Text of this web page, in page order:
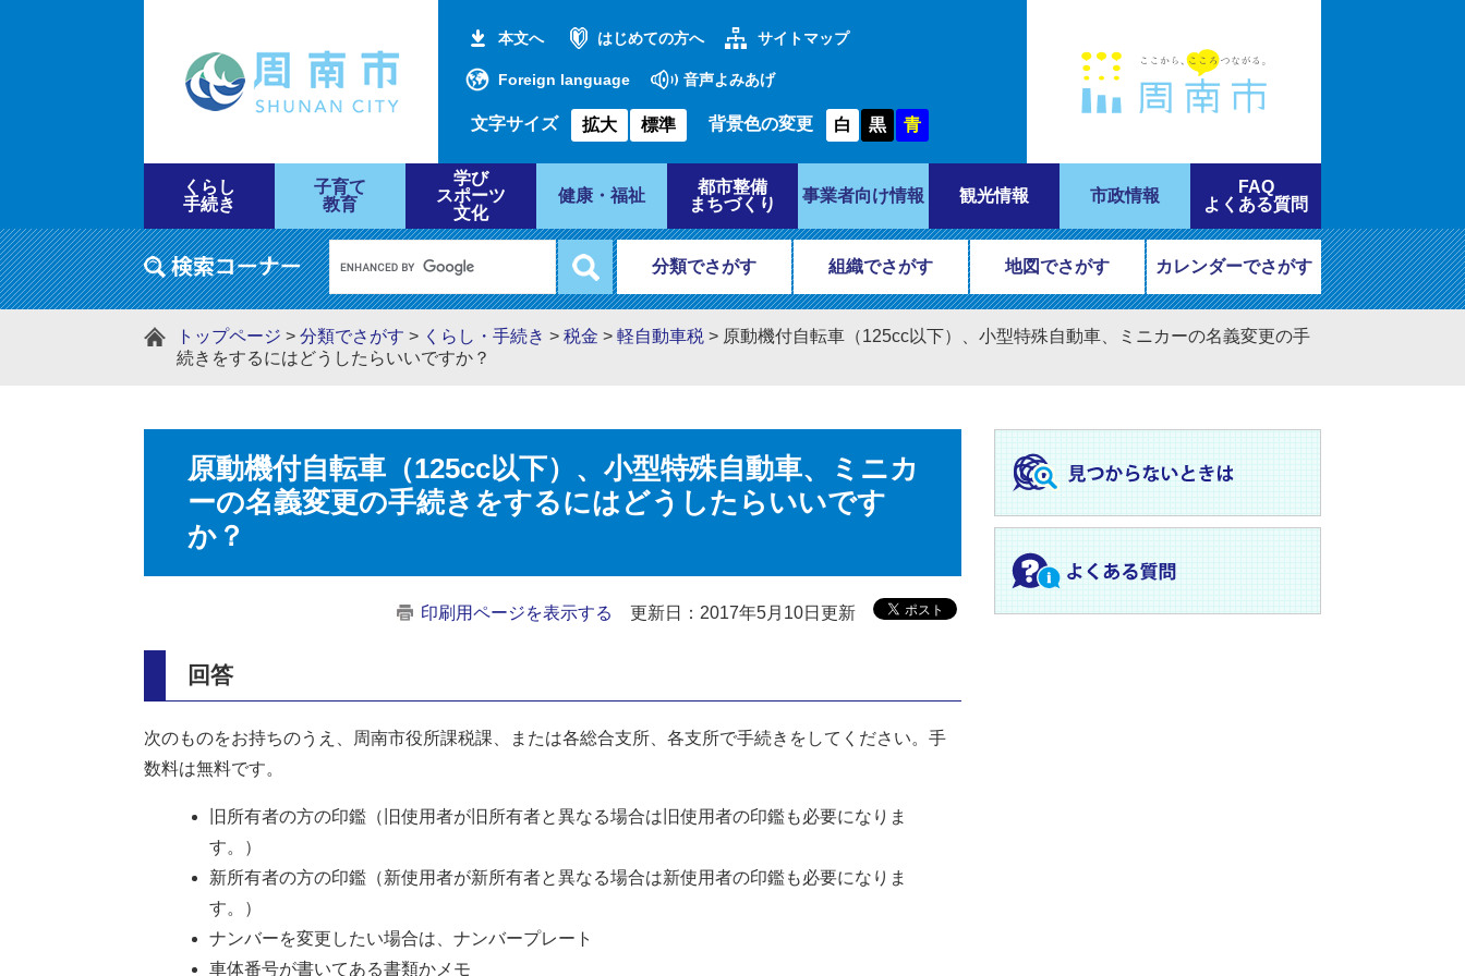
本文へ はじめての方へ サイトマップ
Foreign language 音声よみあげ
文字サイズ 拡大 標準 背景色の変更 白 黒 青
くらし
手続き
子育て
教育
学び
スポーツ
文化
健康・福祉
都市整備
まちづくり
事業者向け情報 観光情報 市政情報
FAQ
よくある質問
分類でさがす 組織でさがす 地図でさがす カレンダーでさがす
トップページ > 分類でさがす > くらし・手続き > 税金 > 軽自動車税 > 原動機付自転車（125cc以下）、小型特殊自動車、ミニカーの名義変更の手
続きをするにはどうしたらいいですか？
原動機付自転車（125cc以下）、小型特殊自動車、ミニカ
ーの名義変更の手続きをするにはどうしたらいいです
か？
印刷用ページを表示する 更新日：2017年5月10日更新
回答
次のものをお持ちのうえ、周南市役所課税課、または各総合支所、各支所で手続きをしてください。手
数料は無料です。
旧所有者の方の印鑑（旧使用者が旧所有者と異なる場合は旧使用者の印鑑も必要になりま
す。）
新所有者の方の印鑑（新使用者が新所有者と異なる場合は新使用者の印鑑も必要になりま
す。）
ナンバーを変更したい場合は、ナンバープレート
車体番号が書いてある書類かメモ